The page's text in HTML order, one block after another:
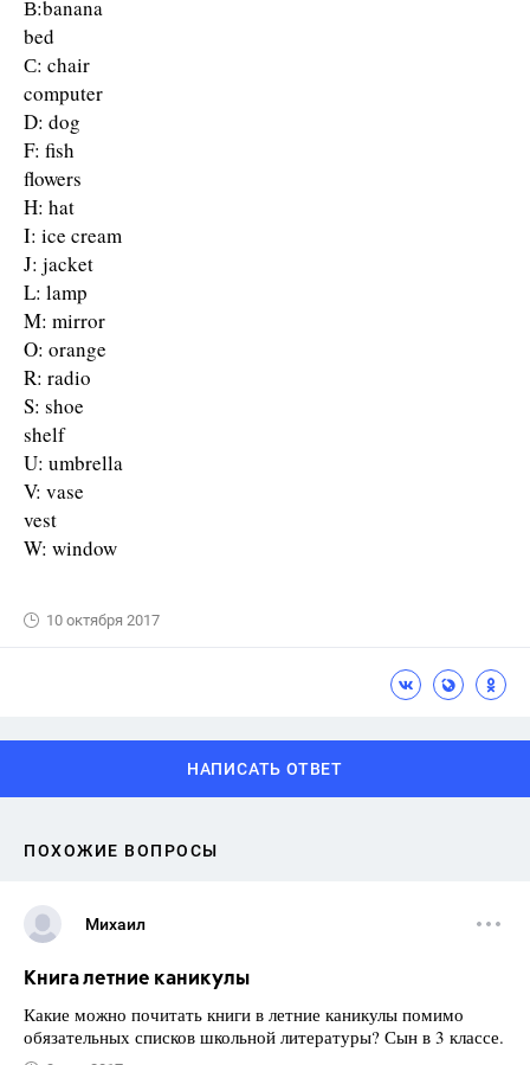
В:banana
bed
С: chair
computer
D: dog
F: fish
flowers
H: hat
I: ice cream
J: jacket
L: lamp
M: mirror
O: orange
R: radio
S: shoe
shelf
U: umbrella
V: vase
vest
W: window
10 октября 2017
НАПИСАТЬ ОТВЕТ
ПОХОЖИЕ ВОПРОСЫ
Михаил
Книга летние каникулы
Какие можно почитать книги в летние каникулы помимо
обязательных списков школьной литературы? Сын в 3 классе.